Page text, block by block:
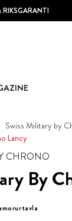
RIKSGARANTI
Swiss Military by
Lancy
CHRONO
By